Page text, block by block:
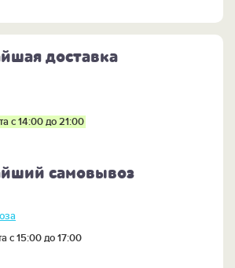
доставка
с 14:00 до 21:00
самовывоз
с 15:00 до 17:00